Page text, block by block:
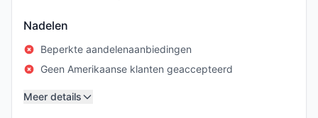
Nadelen
Beperkte aandelenaanbiedingen
Geen Amerikaanse klanten geaccepteerd
Meer details